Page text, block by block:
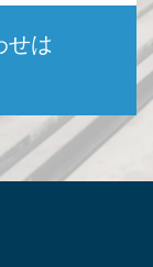
せは